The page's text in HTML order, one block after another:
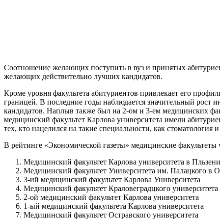
Соотношение желающих поступить в вуз и принятых
желающих действительно лучших кандидатов.
Кроме уровня факультета абитуриентов привлекает его
границей. В последние годы наблюдается значительный рост
кандидатов. Наплыв также был на 2-ом и 3-ем медицинских
медицинский факультет Карлова университета имели
тех, кто нацелился на такие специальности, как
В рейтинге «Экономической газеты» медицинские
Медицинский факультет Карлова университета в Пльзени
Медицинский факультет Университета им. Палацкого в
3-ий медицинский факультет Карлова Университета
Медицинский факультет Краловеградцкого университета
2-ой медицинский факультет Карлова университета
1-ый медицинский факультета Карлова университета
Медицинский факультет Остравского университета